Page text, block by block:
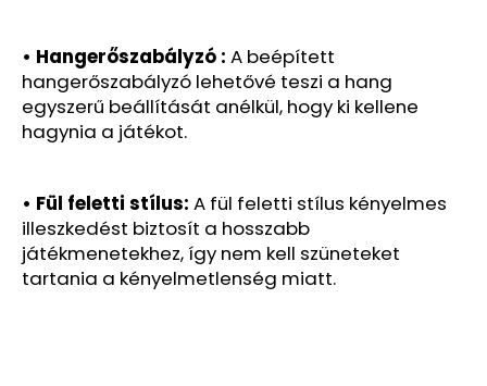
• Hangerőszabályzó : A beépített
hangerőszabályzó lehetővé teszi a hang
egyszerű beállítását anélkül, hogy ki kellene
hagynia a játékot.
• Fül feletti stílus: A fül feletti stílus kényelmes
illeszkedést biztosít a hosszabb
játékmenetekhez, így nem kell szüneteket
tartania a kényelmetlenség miatt.